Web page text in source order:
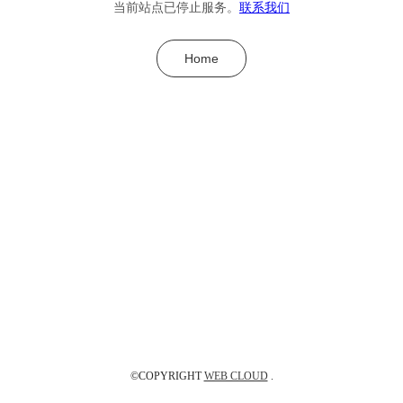
当前站点已停止服务。 联系我们
Home
©COPYRIGHTWEB CLOUD.